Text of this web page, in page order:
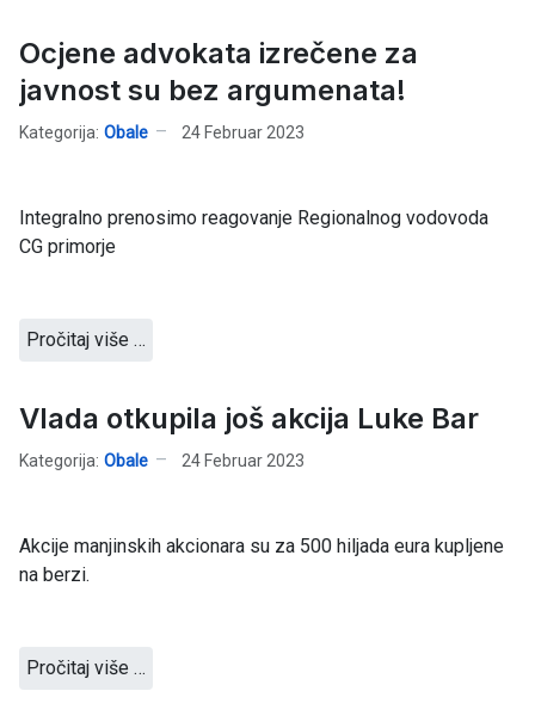
Ocjene advokata izrečene za
javnost su bez argumenata!
Kategorija: Obale 24 Februar 2023
Integralno prenosimo reagovanje Regionalnog vodovoda
CG primorje
Pročitaj više …
Vlada otkupila još akcija Luke Bar
Kategorija: Obale 24 Februar 2023
Akcije manjinskih akcionara su za 500 hiljada eura kupljene
na berzi.
Pročitaj više …